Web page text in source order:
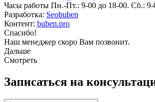
Часы работы Пн.-Пт.: 9-00 до 18-00. Сб.: 9-
Разработка: Seobuben
Контент: buben.pro
Спасибо!
Наш менеджер скоро Вам позвонит.
Дальше
Смотреть
Записаться на